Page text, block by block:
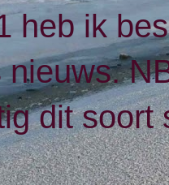
heb ik
nieuws.
dit soort